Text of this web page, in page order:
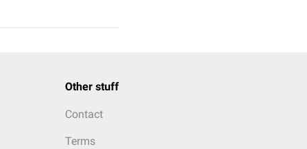
Other stuff
Contact
Terms